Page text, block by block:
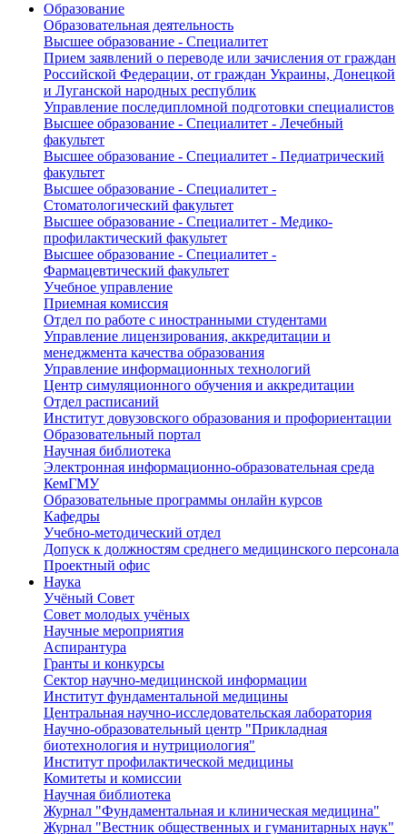
Образование
Образовательная деятельность
Высшее образование - Специалитет
Прием заявлений о переводе или зачисления от граждан
Российской Федерации, от граждан Украины, Донецкой
и Луганской народных республик
Управление последипломной подготовки специалистов
Высшее образование - Специалитет - Лечебный
факультет
Высшее образование - Специалитет - Педиатрический
факультет
Высшее образование - Специалитет -
Стоматологический факультет
Высшее образование - Специалитет - Медико-
профилактический факультет
Высшее образование - Специалитет -
Фармацевтический факультет
Учебное управление
Приемная комиссия
Отдел по работе с иностранными студентами
Управление лицензирования, аккредитации и
менеджмента качества образования
Управление информационных технологий
Центр симуляционного обучения и аккредитации
Отдел расписаний
Институт довузовского образования и профориентации
Образовательный портал
Научная библиотека
Электронная информационно-образовательная среда
КемГМУ
Образовательные программы онлайн курсов
Кафедры
Учебно-методический отдел
Допуск к должностям среднего медицинского персонала
Проектный офис
Наука
Учёный Cовет
Совет молодых учёных
Научные мероприятия
Аспирантура
Гранты и конкурсы
Сектор научно-медицинской информации
Институт фундаментальной медицины
Центральная научно-исследовательская лаборатория
Научно-образовательный центр "Прикладная
биотехнология и нутрициология"
Институт профилактической медицины
Комитеты и комиссии
Научная библиотека
Журнал "Фундаментальная и клиническая медицина"
Журнал "Вестник общественных и гуманитарных наук"